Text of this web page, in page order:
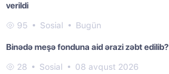
verildi
95 Sosial Bugün
Binədə meşə fonduna aid ərazi zəbt edilib?
28 Sosial 08 avqust 2026